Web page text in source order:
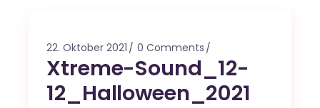
22. Oktober 2021 0 Comments
Xtreme-Sound_12-
12_Halloween_2021